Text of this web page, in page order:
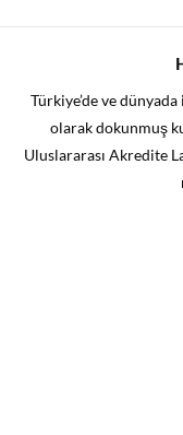
Türkiye’de ve
olarak dokunmuş
Uluslararası Akredite